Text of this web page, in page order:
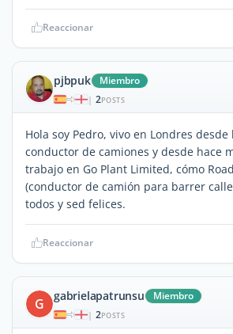
Reaccionar
pjbpuk Miembro
| 2POSTS
Hola soy Pedro, vivo en Londres desde
conductor de camiones y desde hace
trabajo en Go Plant Limited, cómo
(conductor de camión para barrer
todos y sed felices.
Reaccionar
G gabrielapatrunsu Miembro
| 2POSTS